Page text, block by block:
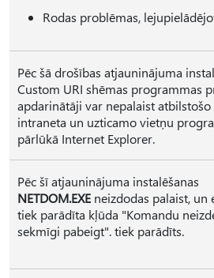
Rodas problēmas,
Pēc šā drošības atjauninājuma
Custom URI shēmas programmas
apdarinātāji var nepalaist atbilstošo
intraneta un uzticamo vietņu
pārlūkā Internet Explorer.
Pēc šī atjauninājuma instalēšanas
NETDOM.EXE neizdodas palaist, un
tiek parādīta kļūda "Komandu
sekmīgi pabeigt". tiek parādīts.